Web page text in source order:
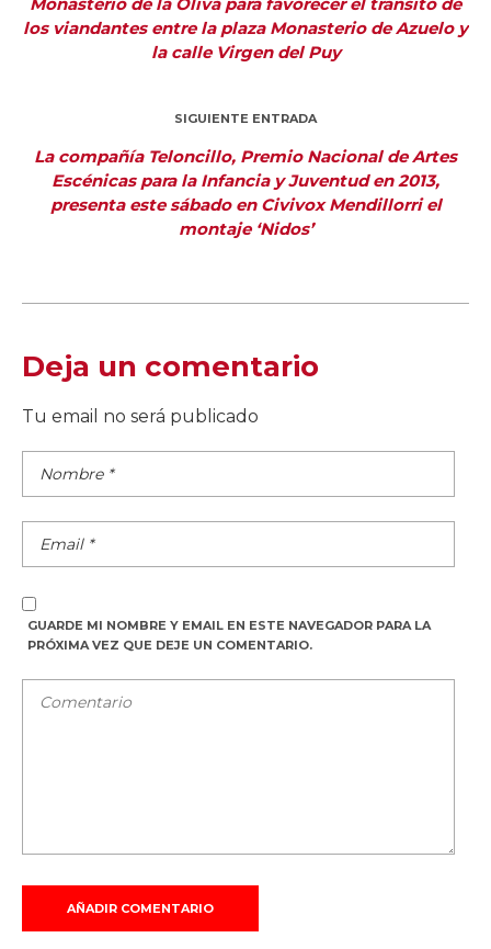
los viandantes entre la plaza Monasterio de Azuelo y
la calle Virgen del Puy
SIGUIENTE ENTRADA
La compañía Teloncillo, Premio Nacional de Artes
Escénicas para la Infancia y Juventud en 2013,
presenta este sábado en Civivox Mendillorri el
montaje ‘Nidos’
Deja un comentario
Tu email no será publicado
GUARDE MI NOMBRE Y EMAIL EN ESTE NAVEGADOR PARA LA
PRÓXIMA VEZ QUE DEJE UN COMENTARIO.